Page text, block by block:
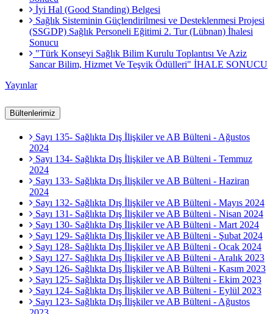
İyi Hal (Good Standing) Belgesi
Sağlık Sisteminin Güçlendirilmesi ve Desteklenmesi Projesi
(SSGDP) Sağlık Personeli Eğitimi 2. Tur (Lübnan) İhalesi
Sonucu
"Türk Konseyi Sağlık Bilim Kurulu Toplantısı Ve Aziz
Sancar Bilim, Hizmet Ve Teşvik Ödülleri" İHALE SONUCU
Yayınlar
Bültenlerimiz
Sayı 135- Sağlıkta Dış İlişkiler ve AB Bülteni - Ağustos
2024
Sayı 134- Sağlıkta Dış İlişkiler ve AB Bülteni - Temmuz
2024
Sayı 133- Sağlıkta Dış İlişkiler ve AB Bülteni - Haziran
2024
Sayı 132- Sağlıkta Dış İlişkiler ve AB Bülteni - Mayıs 2024
Sayı 131- Sağlıkta Dış İlişkiler ve AB Bülteni - Nisan 2024
Sayı 130- Sağlıkta Dış İlişkiler ve AB Bülteni - Mart 2024
Sayı 129- Sağlıkta Dış İlişkiler ve AB Bülteni - Şubat 2024
Sayı 128- Sağlıkta Dış İlişkiler ve AB Bülteni - Ocak 2024
Sayı 127- Sağlıkta Dış İlişkiler ve AB Bülteni - Aralık 2023
Sayı 126- Sağlıkta Dış İlişkiler ve AB Bülteni - Kasım 2023
Sayı 125- Sağlıkta Dış İlişkiler ve AB Bülteni - Ekim 2023
Sayı 124- Sağlıkta Dış İlişkiler ve AB Bülteni - Eylül 2023
Sayı 123- Sağlıkta Dış İlişkiler ve AB Bülteni - Ağustos